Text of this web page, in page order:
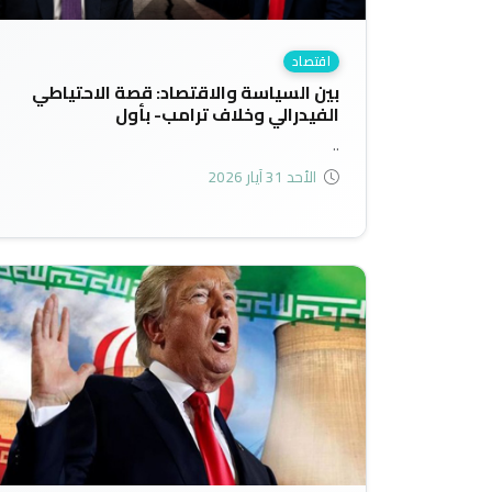
اقتصاد
بين السياسة والاقتصاد: قصة الاحتياطي
الفيدرالي وخلاف ترامب- بأول
..
الأحد 31 آيار 2026